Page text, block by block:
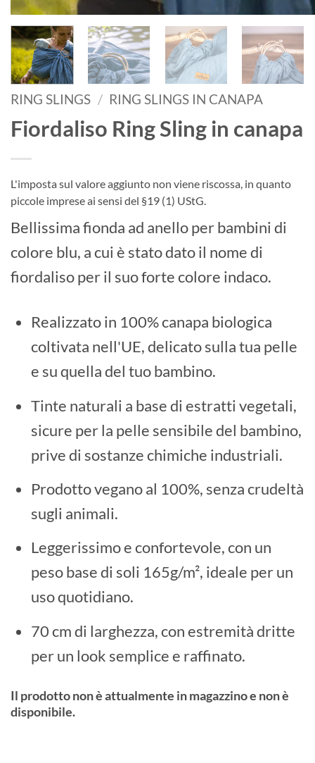
RING SLINGS / RING SLINGS IN CANAPA
Fiordaliso Ring Sling in canapa
L'imposta sul valore aggiunto non viene riscossa, in quanto
piccole imprese ai sensi del §19 (1) UStG.
Bellissima fionda ad anello per bambini di
colore blu, a cui è stato dato il nome di
fiordaliso per il suo forte colore indaco.
Realizzato in 100% canapa biologica
coltivata nell'UE, delicato sulla tua pelle
e su quella del tuo bambino.
Tinte naturali a base di estratti vegetali,
sicure per la pelle sensibile del bambino,
prive di sostanze chimiche industriali.
Prodotto vegano al 100%, senza crudeltà
sugli animali.
Leggerissimo e confortevole, con un
peso base di soli 165g/m², ideale per un
uso quotidiano.
70 cm di larghezza, con estremità dritte
per un look semplice e raffinato.
Il prodotto non è attualmente in magazzino e non è
disponibile.